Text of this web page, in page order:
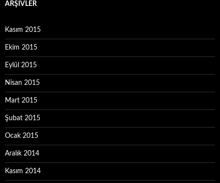
ARŞIVLER
Kasım 2015
Ekim 2015
Eylül 2015
Nisan 2015
Mart 2015
Şubat 2015
Ocak 2015
Aralık 2014
Kasım 2014